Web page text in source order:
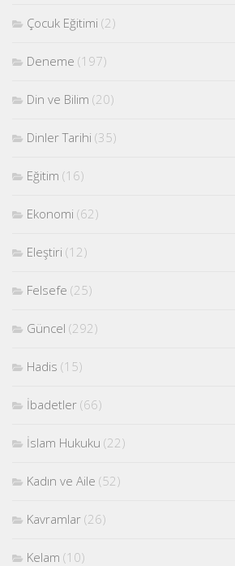
Çocuk Eğitimi (2)
Deneme (197)
Din ve Bilim (20)
Dinler Tarihi (35)
Eğitim (16)
Ekonomi (62)
Eleştiri (12)
Felsefe (25)
Güncel (292)
Hadis (15)
İbadetler (66)
İslam Hukuku (22)
Kadın ve Aile (52)
Kavramlar (26)
Kelam (10)